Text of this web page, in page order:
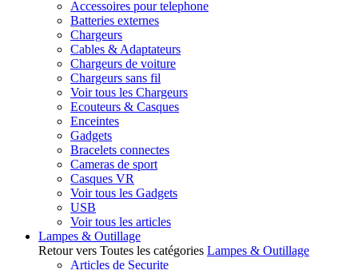
Accessoires pour telephone
Batteries externes
Chargeurs
Cables & Adaptateurs
Chargeurs de voiture
Chargeurs sans fil
Voir tous les Chargeurs
Ecouteurs & Casques
Enceintes
Gadgets
Bracelets connectes
Cameras de sport
Casques VR
Voir tous les Gadgets
USB
Voir tous les articles
Lampes & Outillage
Retour vers Toutes les catégories Lampes & Outillage
Articles de Securite